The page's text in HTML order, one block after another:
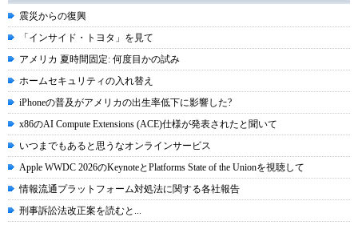
震災からの復興
「インサイド・トヨタ」を見て
アメリカ 夏時間固定: 何度目かの試み
ホームセキュリティの入れ替え
iPhoneの普及がアメリカの出生率低下に影響した?
x86のAI Compute Extensions (ACE)仕様が発表されたと聞いて
いつまでもあると思うなオンラインサービス
Apple WWDC 2026のKeynoteとPlatforms State of the Unionを視聴して
情報流通プラットフォーム対処法に関する各社報告
刑事訴訟法改正案を読むと...